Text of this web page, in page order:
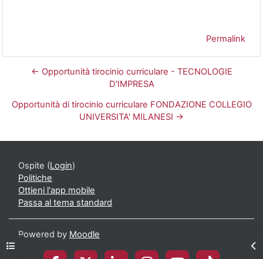
Apri indice del corso
Permalink
← Opportunità tirocinio curriculare - TECNOLOGIE
D'IMPRESA
Opportunità di tirocinio curriculare FONDAZIONE COLLEGIO
UNIVERSITA' MILANESI →
Ospite (Login)
Politiche
Ottieni l'app mobile
Passa al tema standard
Powered by Moodle